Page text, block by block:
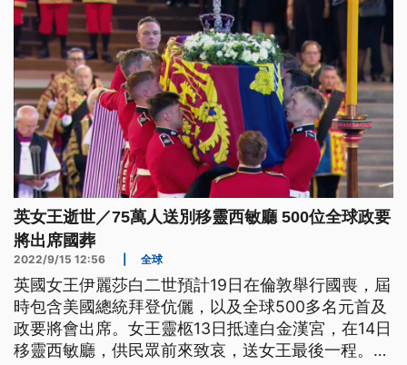
英女王逝世／75萬人送別移靈西敏廳 500位全球政要
將出席國葬
2022/9/15 12:56 全球
英國女王伊麗莎白二世預計19日在倫敦舉行國喪，屆
時包含美國總統拜登伉儷，以及全球500多名元首及
政要將會出席。女王靈柩13日抵達白金漢宮，在14日
移靈西敏廳，供民眾前來致哀，送女王最後一程。許